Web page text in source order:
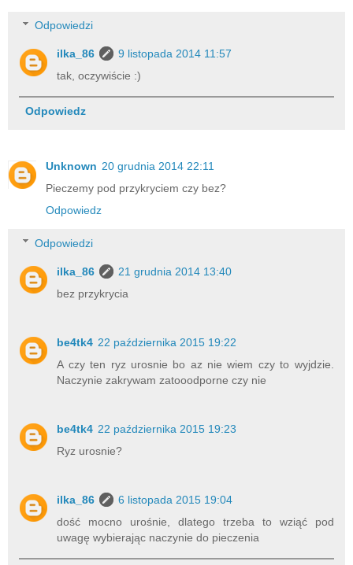
Odpowiedzi
ilka_86
9 listopada 2014 11:57
tak, oczywiście :)
Odpowiedz
Unknown 20 grudnia 2014 22:11
Pieczemy pod przykryciem czy bez?
Odpowiedz
Odpowiedzi
ilka_86
21 grudnia 2014 13:40
bez przykrycia
be4tk4 22 października 2015 19:22
A czy ten ryz urosnie bo az nie wiem czy to wyjdzie.
Naczynie zakrywam zatooodporne czy nie
be4tk4 22 października 2015 19:23
Ryz urosnie?
ilka_86
6 listopada 2015 19:04
dość mocno urośnie, dlatego trzeba to wziąć pod
uwagę wybierając naczynie do pieczenia